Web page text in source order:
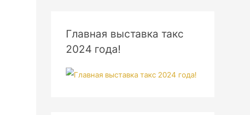
Главная выставка такс
2024 года!